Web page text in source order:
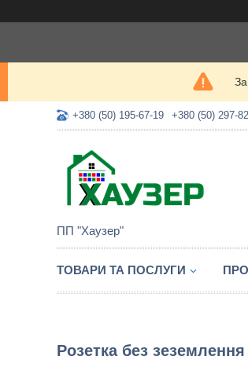
+380 (50) 195-67-19 +380 (50) 297-
ПП "Хаузер"
ТОВАРИ ТА ПОСЛУГИ
Розетка без